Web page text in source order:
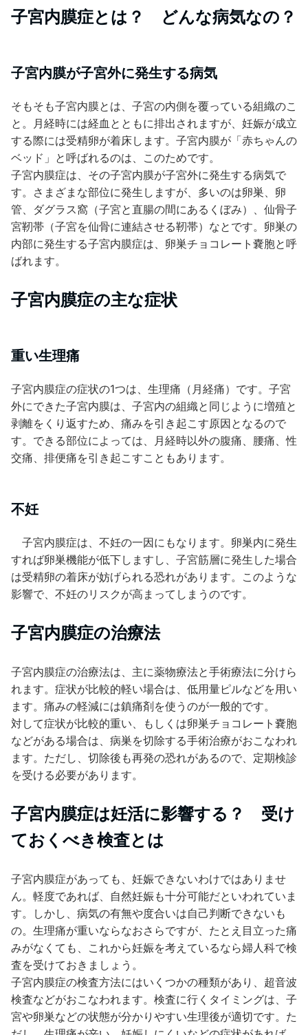
子宮内膜症とは？ どんな病気なの？
子宮内膜が子宮外に発生する病気
そもそも子宮内膜とは、子宮の内側を覆っている組織のこ
と。月経時には経血とともに排出されますが、妊娠が成立
する際には受精卵が着床します。子宮内膜が「赤ちゃんの
ベッド」と呼ばれるのは、このためです。
子宮内膜症は、その子宮内膜が子宮外に発生する病気で
す。さまざまな部位に発生しますが、多いのは卵巣、卵
管、ダグラス窩（子宮と直腸の間にあるくぼみ）、仙骨子
宮靭帯（子宮を仙骨に連結させる靭帯）なとです。卵巣の
内部に発生する子宮内膜症は、卵巣チョコレート嚢胞と呼
ばれます。
子宮内膜症の主な症状
重い生理痛
子宮内膜症の症状の1つは、生理痛（月経痛）です。子宮
外にできた子宮内膜は、子宮内の組織と同じように増殖と
剥離をくり返すため、痛みを引き起こす原因となるので
す。できる部位によっては、月経時以外の腹痛、腰痛、性
交痛、排便痛を引き起こすこともあります。
不妊
子宮内膜症は、不妊の一因にもなります。卵巣内に発生
すれば卵巣機能が低下しますし、子宮筋層に発生した場合
は受精卵の着床が妨げられる恐れがあります。このような
影響で、不妊のリスクが高まってしまうのです。
子宮内膜症の治療法
子宮内膜症の治療法は、主に薬物療法と手術療法に分けら
れます。症状が比較的軽い場合は、低用量ピルなどを用い
ます。痛みの軽減には鎮痛剤を使うのが一般的です。
対して症状が比較的重い、もしくは卵巣チョコレート嚢胞
などがある場合は、病巣を切除する手術治療がおこなわれ
ます。ただし、切除後も再発の恐れがあるので、定期検診
を受ける必要があります。
子宮内膜症は妊活に影響する？ 受け
ておくべき検査とは
子宮内膜症があっても、妊娠できないわけではありませ
ん。軽度であれば、自然妊娠も十分可能だといわれていま
す。しかし、病気の有無や度合いは自己判断できないも
の。生理痛が重いならなおさらですが、たとえ目立った痛
みがなくても、これから妊娠を考えているなら婦人科で検
査を受けておきましょう。
子宮内膜症の検査方法にはいくつかの種類があり、超音波
検査などがおこなわれます。検査に行くタイミングは、子
宮や卵巣などの状態が分かりやすい生理後が適切です。た